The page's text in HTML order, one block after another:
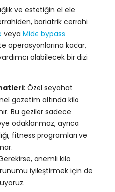
ve estetiğin el ele
bariatrik cerrahi
veya Mide bypass
operasyonlarına kadar,
olabilecek bir dizi
: Özel seyahat
gözetim altında kilo
Bu geziler sadece
odaklanmaz, ayrıca
fitness programları ve
önemli kilo
iyileştirmek için de